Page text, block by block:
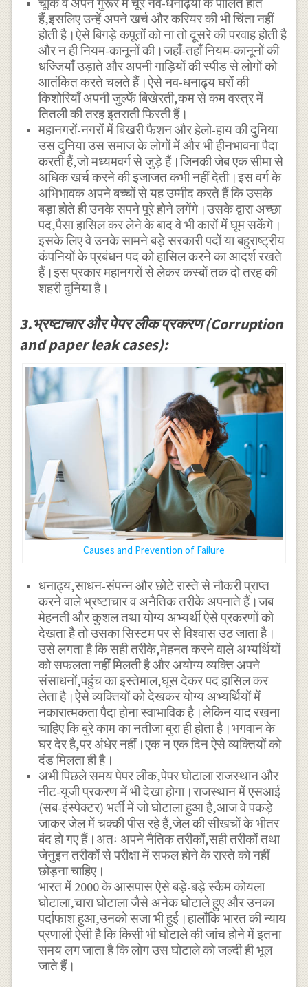
चूँकि वे अपने गुरूर में चूर नव-धनाढ्यों के पालित होते
हैं,इसलिए उन्हें अपने खर्च और करियर की भी चिंता नहीं
होती है।ऐसे बिगड़े कपूतों को ना तो दूसरे की परवाह होती है
और न ही नियम-कानूनों की।जहाँ-तहाँ नियम-कानूनों की
धज्जियाँ उड़ाते और अपनी गाड़ियों की स्पीड से लोगों को
आतंकित करते चलते हैं।ऐसे नव-धनाढ्य घरों की
किशोरियाँ अपनी जुल्फें बिखेरती,कम से कम वस्त्र में
तितली की तरह इतराती फिरती हैं।
महानगरों-नगरों में बिखरी फैशन और हेलो-हाय की दुनिया
उस दुनिया उस समाज के लोगों में और भी हीनभावना पैदा
करती हैं,जो मध्यमवर्ग से जुड़े हैं।जिनकी जेब एक सीमा से
अधिक खर्च करने की इजाजत कभी नहीं देती।इस वर्ग के
अभिभावक अपने बच्चों से यह उम्मीद करते हैं कि उसके
बड़ा होते ही उनके सपने पूरे होने लगेंगे।उसके द्वारा अच्छा
पद,पैसा हासिल कर लेने के बाद वे भी कारों में घूम सकेंगे।
इसके लिए वे उनके सामने बड़े सरकारी पदों या बहुराष्ट्रीय
कंपनियों के प्रबंधन पद को हासिल करने का आदर्श रखते
हैं।इस प्रकार महानगरों से लेकर कस्बों तक दो तरह की
शहरी दुनिया है।
3.भ्रष्टाचार और पेपर लीक प्रकरण (Corruption
and paper leak cases):
Causes and Prevention of Failure
धनाढ्य,साधन-संपन्न और छोटे रास्ते से नौकरी प्राप्त
करने वाले भ्रष्टाचार व अनैतिक तरीके अपनाते हैं।जब
मेहनती और कुशल तथा योग्य अभ्यर्थी ऐसे प्रकरणों को
देखता है तो उसका सिस्टम पर से विश्वास उठ जाता है।
उसे लगता है कि सही तरीके,मेहनत करने वाले अभ्यर्थियों
को सफलता नहीं मिलती है और अयोग्य व्यक्ति अपने
संसाधनों,पहुंच का इस्तेमाल,घूस देकर पद हासिल कर
लेता है।ऐसे व्यक्तियों को देखकर योग्य अभ्यर्थियों में
नकारात्मकता पैदा होना स्वाभाविक है।लेकिन याद रखना
चाहिए कि बुरे काम का नतीजा बुरा ही होता है।भगवान के
घर देर है,पर अंधेर नहीं।एक न एक दिन ऐसे व्यक्तियों को
दंड मिलता ही है।
अभी पिछले समय पेपर लीक,पेपर घोटाला राजस्थान और
नीट-यूजी प्रकरण में भी देखा होगा।राजस्थान में एसआई
(सब-इंस्पेक्टर) भर्ती में जो घोटाला हुआ है,आज वे पकड़े
जाकर जेल में चक्की पीस रहे हैं,जेल की सीखचों के भीतर
बंद हो गए हैं।अतः अपने नैतिक तरीकों,सही तरीकों तथा
जेनुइन तरीकों से परीक्षा में सफल होने के रास्ते को नहीं
छोड़ना चाहिए।
भारत में 2000 के आसपास ऐसे बड़े-बड़े स्कैम कोयला
घोटाला,चारा घोटाला जैसे अनेक घोटाले हुए और उनका
पर्दाफाश हुआ,उनको सजा भी हुई।हालाँकि भारत की न्याय
प्रणाली ऐसी है कि किसी भी घोटाले की जांच होने में इतना
समय लग जाता है कि लोग उस घोटाले को जल्दी ही भूल
जाते हैं।